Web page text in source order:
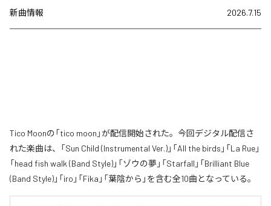
新曲情報 2026.7.15
Tico Moonの「tico moon」が配信開始された。今回デジタル配信さ
れた楽曲は、「Sun Child (Instrumental Ver.)」「All the birds」「La Rue」
「head fish walk (Band Style)」「ゾウの夢」「Starfall」「Brilliant Blue
(Band Style)」「iro」「Fika」「葉陰から」を含む全10曲となっている。